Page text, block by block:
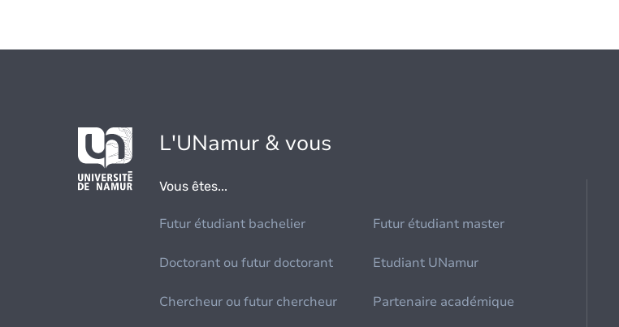
L'UNamur & vous
Vous êtes...
Futur étudiant bachelier Futur étudiant master
Doctorant ou futur doctorant Etudiant UNamur
Chercheur ou futur chercheur Partenaire académique